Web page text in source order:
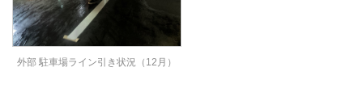
外部 駐車場ライン引き状況（12月）